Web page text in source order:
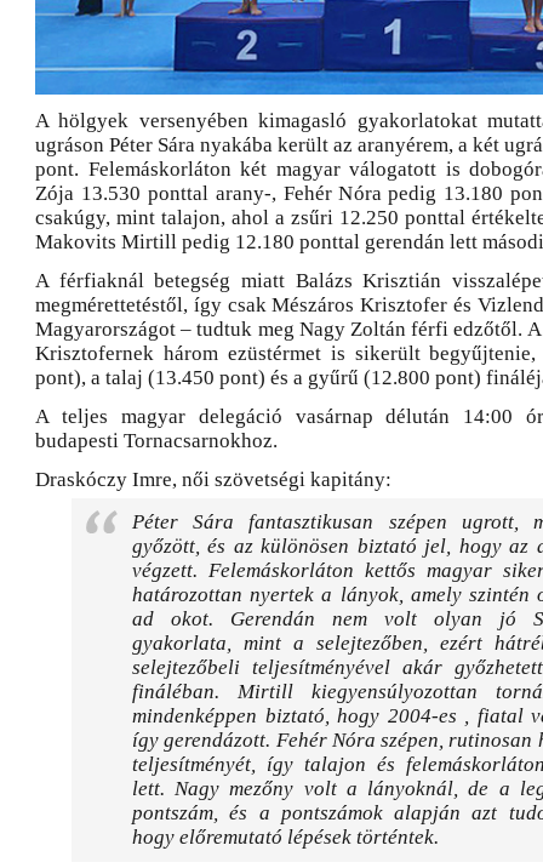
A hölgyek versenyében kimagasló gyakorlatokat
ugráson Péter Sára nyakába került az aranyérem, a két
pont. Felemáskorláton két magyar válogatott is
Zója 13.530 ponttal arany-, Fehér Nóra pedig 13.180
csakúgy, mint talajon, ahol a zsűri 12.250 ponttal
Makovits Mirtill pedig 12.180 ponttal gerendán lett
A férfiaknál betegség miatt Balázs Krisztián
megmérettetéstől, így csak Mészáros Krisztofer és
Magyarországot – tudtuk meg Nagy Zoltán férfi edzőtől.
Krisztofernek három ezüstérmet is sikerült
pont), a talaj (13.450 pont) és a gyűrű (12.800 pont)
A teljes magyar delegáció vasárnap délután 14:00
budapesti Tornacsarnokhoz.
Draskóczy Imre, női szövetségi kapitány:
Péter Sára fantasztikusan szépen ugrott,
győzött, és az különösen biztató jel, hogy az
végzett. Felemáskorláton kettős magyar
határozottan nyertek a lányok, amely szintén
ad okot. Gerendán nem volt olyan jó
gyakorlata, mint a selejtezőben, ezért
selejtezőbeli teljesítményével akár
fináléban. Mirtill kiegyensúlyozottan
mindenképpen biztató, hogy 2004-es , fiatal
így gerendázott. Fehér Nóra szépen, rutinosan
teljesítményét, így talajon és
lett. Nagy mezőny volt a lányoknál, de a
pontszám, és a pontszámok alapján azt
hogy előremutató lépések történtek.